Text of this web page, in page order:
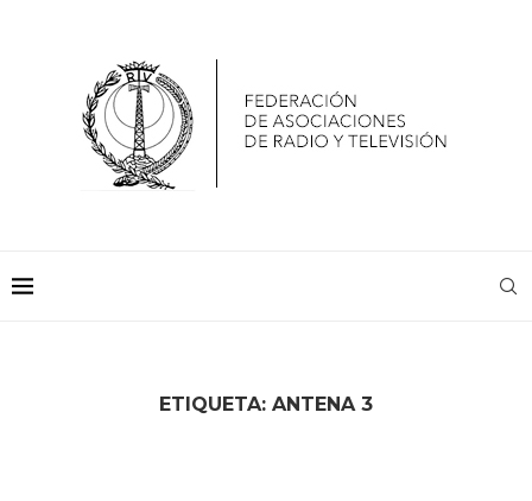
ETIQUETA: ANTENA 3